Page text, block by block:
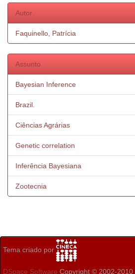
Autor
Faquinello, Patrícia
Assunto
Bayesian Inference
Brazil.
Ciências Agrárias
Genetic correlation
Inferência Bayesiana
Zootecnia
Tema criado por
DSpace Software Copyright © 2002-2010